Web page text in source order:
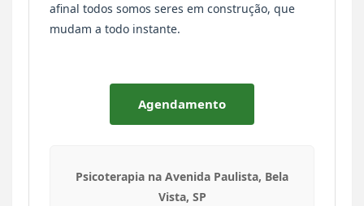
afinal todos somos seres em construção, que
mudam a todo instante.
Agendamento
Psicoterapia na Avenida Paulista, Bela
Vista, SP